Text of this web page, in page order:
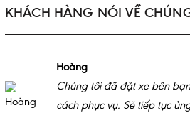
KHÁCH HÀNG NÓI VỀ
Hoàng
Chúng tôi đã đặt xe bên
cách phục vụ. Sẽ tiếp tục